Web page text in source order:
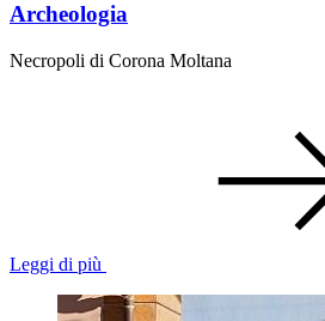
Archeologia
Necropoli di Corona Moltana
Leggi di più